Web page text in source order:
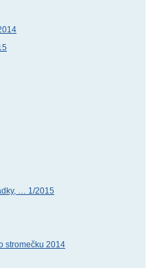
… 1/2015
stromečku 2014